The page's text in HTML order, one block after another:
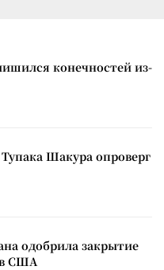
конечностей из-
Шакура опроверг
одобрила закрытие
США